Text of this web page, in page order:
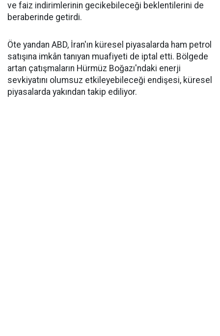
ve faiz indirimlerinin gecikebileceği beklentilerini de
beraberinde getirdi.
Öte yandan ABD, İran'ın küresel piyasalarda ham petrol
satışına imkân tanıyan muafiyeti de iptal etti. Bölgede
artan çatışmaların Hürmüz Boğazı'ndaki enerji
sevkiyatını olumsuz etkileyebileceği endişesi, küresel
piyasalarda yakından takip ediliyor.